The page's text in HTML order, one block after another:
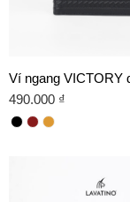
490.000 ₫